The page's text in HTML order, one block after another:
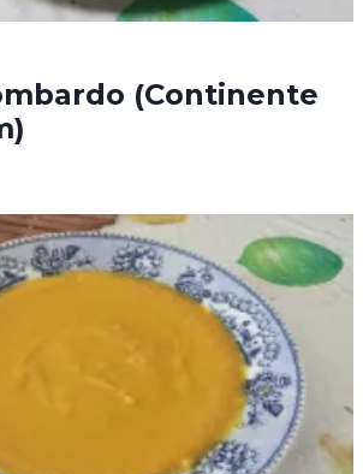
(Continente